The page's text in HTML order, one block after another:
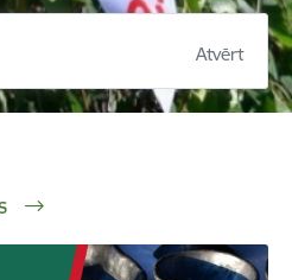
Atvērt